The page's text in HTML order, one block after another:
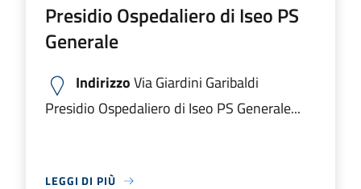
Presidio Ospedaliero di Iseo PS
Generale
IndirizzoVia Giardini Garibaldi
Presidio Ospedaliero di Iseo PS Generale...
LEGGI DI PIÙ